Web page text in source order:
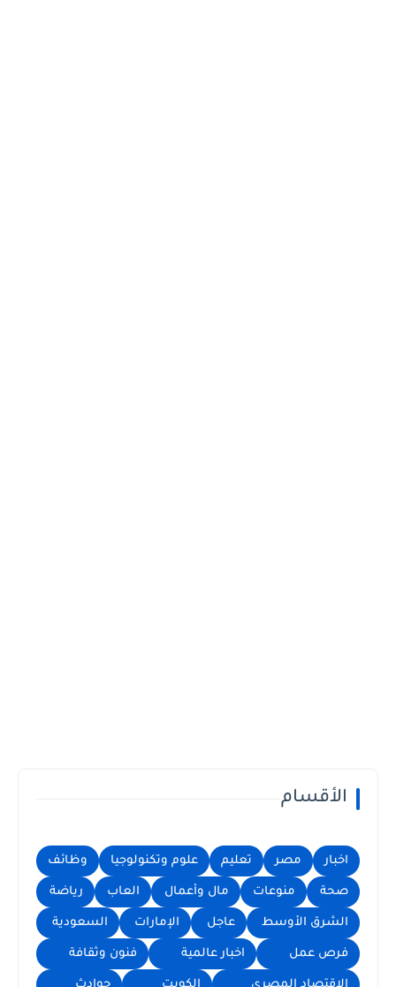
الأقسام
اخبار مصر تعليم علوم وتكنولوجيا وظائف
صحة منوعات مال وأعمال العاب رياضة
الشرق الأوسط عاجل الإمارات السعودية
فرص عمل اخبار عالمية فنون وثقافة